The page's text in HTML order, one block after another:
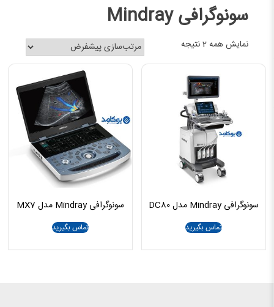
سونوگرافی Mindray
نمایش همه 2 نتیجه
سونوگرافی Mindray مدل DC80
تماس بگیرید
سونوگرافی Mindray مدل MX7
تماس بگیرید